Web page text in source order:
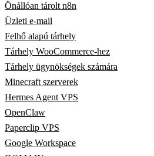
Önállóan tárolt n8n
Üzleti e-mail
Felhő alapú tárhely
Tárhely WooCommerce-hez
Tárhely ügynökségek számára
Minecraft szerverek
Hermes Agent VPS
OpenClaw
Paperclip VPS
Google Workspace